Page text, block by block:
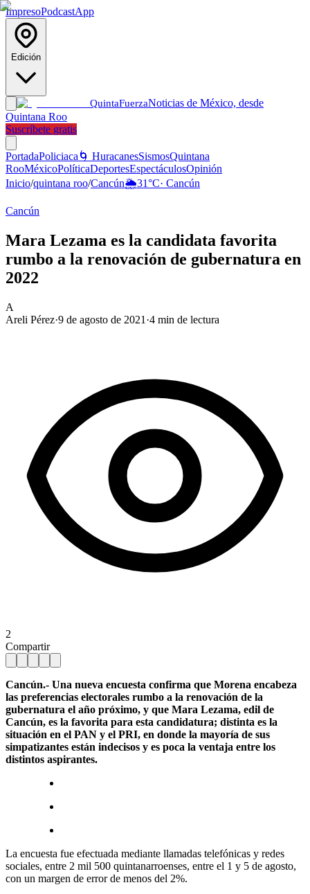
ImpresoPodcastApp
Edición
QuintaFuerzaNoticias de México, desde
Quintana Roo
Suscríbete gratis
PortadaPoliciaca 🌀 HuracanesSismosQuintana
RooMéxicoPolíticaDeportesEspectáculosOpinión
Inicio/quintana roo/Cancún🌦️31°C· Cancún
Cancún
Mara Lezama es la candidata favorita
rumbo a la renovación de gubernatura en
2022
A
Areli Pérez·9 de agosto de 2021 ·4 min de lectura
2
Compartir
Cancún.- Una nueva encuesta confirma que Morena encabeza
las preferencias electorales rumbo a la renovación de la
gubernatura el año próximo, y que Mara Lezama, edil de
Cancún, es la favorita para esta candidatura; distinta es la
situación en el PAN y el PRI, en donde la mayoría de sus
simpatizantes están indecisos y es poca la ventaja entre los
distintos aspirantes.
La encuesta fue efectuada mediante llamadas telefónicas y redes
sociales, entre 2 mil 500 quintanarroenses, entre el 1 y 5 de agosto,
con un margen de error de menos del 2%.